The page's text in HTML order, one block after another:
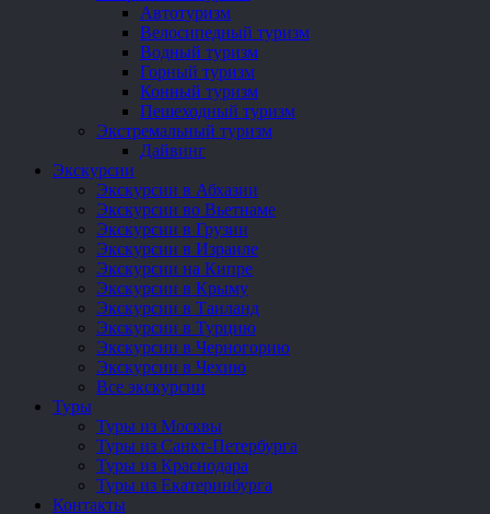
Автотуризм
Велосипедный туризм
Водный туризм
Горный туризм
Конный туризм
Пешеходный туризм
Экстремальный туризм
Дайвинг
Экскурсии
Экскурсии в Абхазии
Экскурсии во Вьетнаме
Экскурсии в Грузии
Экскурсии в Израиле
Экскурсии на Кипре
Экскурсии в Крыму
Экскурсии в Таиланд
Экскурсии в Турцию
Экскурсии в Черногорию
Экскурсии в Чехию
Все экскурсии
Туры
Туры из Москвы
Туры из Санкт-Петербурга
Туры из Краснодара
Туры из Екатеринбурга
Контакты